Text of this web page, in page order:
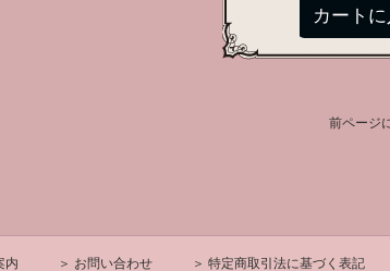
前ページ
内 ＞ お問い合わせ ＞ 特定商取引法に基づく表記